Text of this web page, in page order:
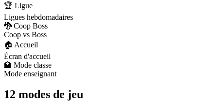
🏆 Ligue
Ligues hebdomadaires
🐉 Coop Boss
Coop vs Boss
🏠 Accueil
Écran d'accueil
🏫 Mode classe
Mode enseignant
12 modes de jeu